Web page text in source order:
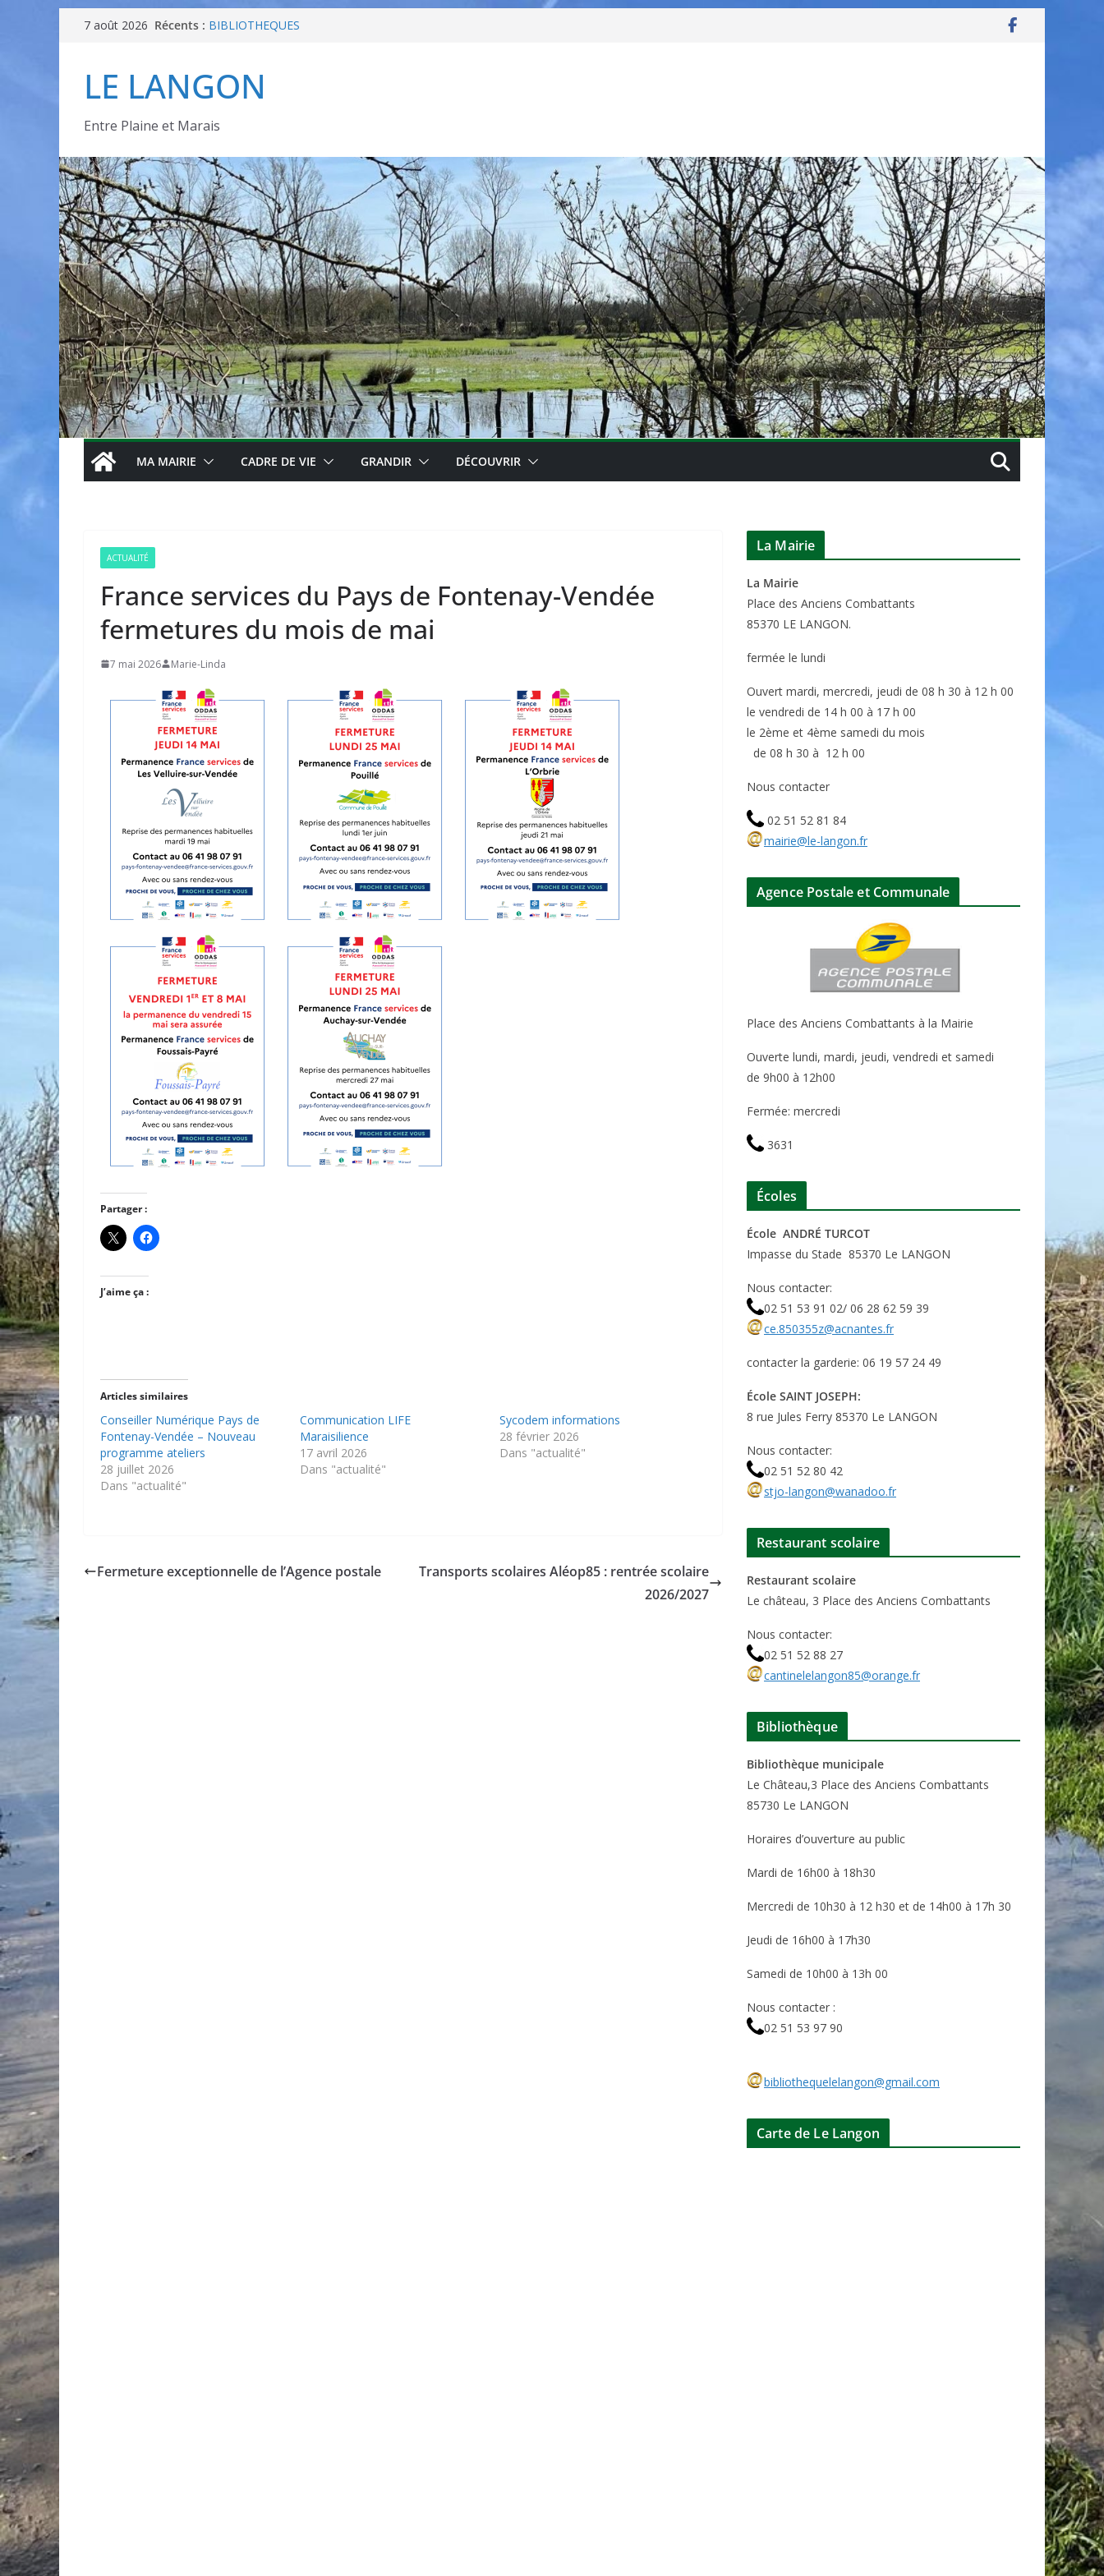
7 août 2026 Récents : TOURNOI MARIO KARTTM 8 DELUXE INTER-
programme ateliers
[ODDAS] Atelier : avancer en âge et penser son habitat de
INVITATION – Portes Ouvertes – Jeudi 24/09
Appart’ Âgée
LE LANGON
Entre Plaine et Marais
MA MAIRIE CADRE DE VIE GRANDIR DÉCOUVRIR
ACTUALITÉ
France services du Pays de Fontenay-Vendée
fermetures du mois de mai
7 mai 2026 Marie-Linda
Partager :
J’aime ça :
Articles similaires
Conseiller Numérique Pays de
Fontenay-Vendée – Nouveau
programme ateliers
28 juillet 2026
Dans "actualité"
Communication LIFE
Maraisilience
17 avril 2026
Dans "actualité"
Sycodem informations
28 février 2026
Dans "actualité"
Fermeture exceptionnelle de l’Agence postale
Transports scolaires Aléop85 : rentrée scolaire
2026/2027
La Mairie
La Mairie
Place des Anciens Combattants
85370 LE LANGON.
fermée le lundi
Ouvert mardi, mercredi, jeudi de 08 h 30 à 12 h 00
le vendredi de 14 h 00 à 17 h 00
le 2ème et 4ème samedi du mois
de 08 h 30 à 12 h 00
Nous contacter
02 51 52 81 84
mairie@le-langon.fr
Agence Postale et Communale
Place des Anciens Combattants à la Mairie
Ouverte lundi, mardi, jeudi, vendredi et samedi
de 9h00 à 12h00
Fermée: mercredi
3631
Écoles
École ANDRÉ TURCOT
Impasse du Stade 85370 Le LANGON
Nous contacter:
02 51 53 91 02/ 06 28 62 59 39
ce.850355z@acnantes.fr
contacter la garderie: 06 19 57 24 49
École SAINT JOSEPH:
8 rue Jules Ferry 85370 Le LANGON
Nous contacter:
02 51 52 80 42
stjo-langon@wanadoo.fr
Restaurant scolaire
Restaurant scolaire
Le château, 3 Place des Anciens Combattants
Nous contacter:
02 51 52 88 27
cantinelelangon85@orange.fr
Bibliothèque
Bibliothèque municipale
Le Château,3 Place des Anciens Combattants
85730 Le LANGON
Horaires d’ouverture au public
Mardi de 16h00 à 18h30
Mercredi de 10h30 à 12 h30 et de 14h00 à 17h 30
Jeudi de 16h00 à 17h30
Samedi de 10h00 à 13h 00
Nous contacter :
02 51 53 97 90
bibliothequelelangon@gmail.com
Carte de Le Langon